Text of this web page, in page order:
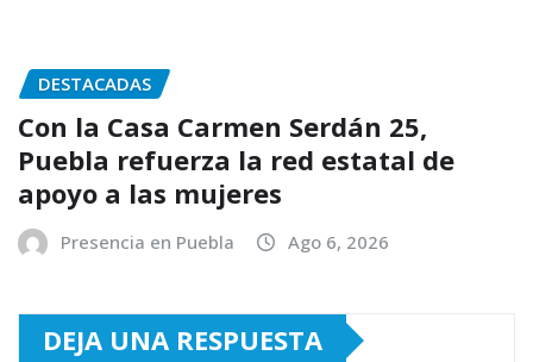
DESTACADAS
Con la Casa Carmen Serdán 25,
Puebla refuerza la red estatal de
apoyo a las mujeres
Presencia en Puebla Ago 6, 2026
DEJA UNA RESPUESTA